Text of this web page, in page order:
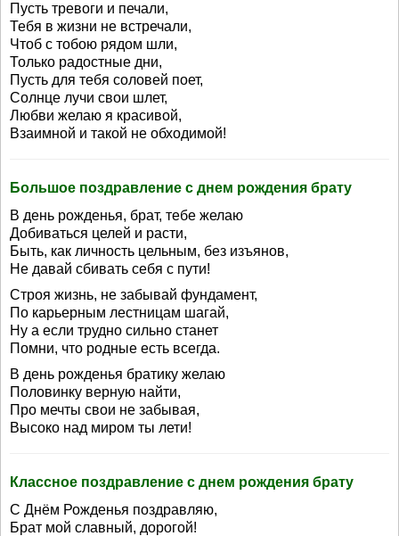
Пусть тревоги и печали,
Тебя в жизни не встречали,
Чтоб с тобою рядом шли,
Только радостные дни,
Пусть для тебя соловей поет,
Солнце лучи свои шлет,
Любви желаю я красивой,
Взаимной и такой не обходимой!
Большое поздравление с днем рождения брату
В день рожденья, брат, тебе желаю
Добиваться целей и расти,
Быть, как личность цельным, без изъянов,
Не давай сбивать себя с пути!
Строя жизнь, не забывай фундамент,
По карьерным лестницам шагай,
Ну а если трудно сильно станет
Помни, что родные есть всегда.
В день рожденья братику желаю
Половинку верную найти,
Про мечты свои не забывая,
Высоко над миром ты лети!
Классное поздравление с днем рождения брату
С Днём Рожденья поздравляю,
Брат мой славный, дорогой!